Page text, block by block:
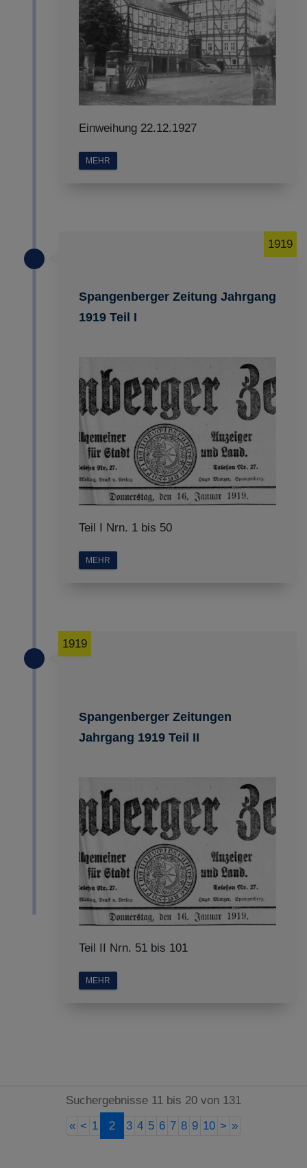
Einweihung 22.12.1927
MEHR
Spangenberger Zeitung Jahrgang
1919 Teil I
1919
Teil I Nrn. 1 bis 50
MEHR
Spangenberger Zeitungen
Jahrgang 1919 Teil II
1919
Teil II Nrn. 51 bis 101
MEHR
Suchergebnisse 11 bis 20 von 131
« < 1 2 3 4 5 6 7 8 9 10 > »